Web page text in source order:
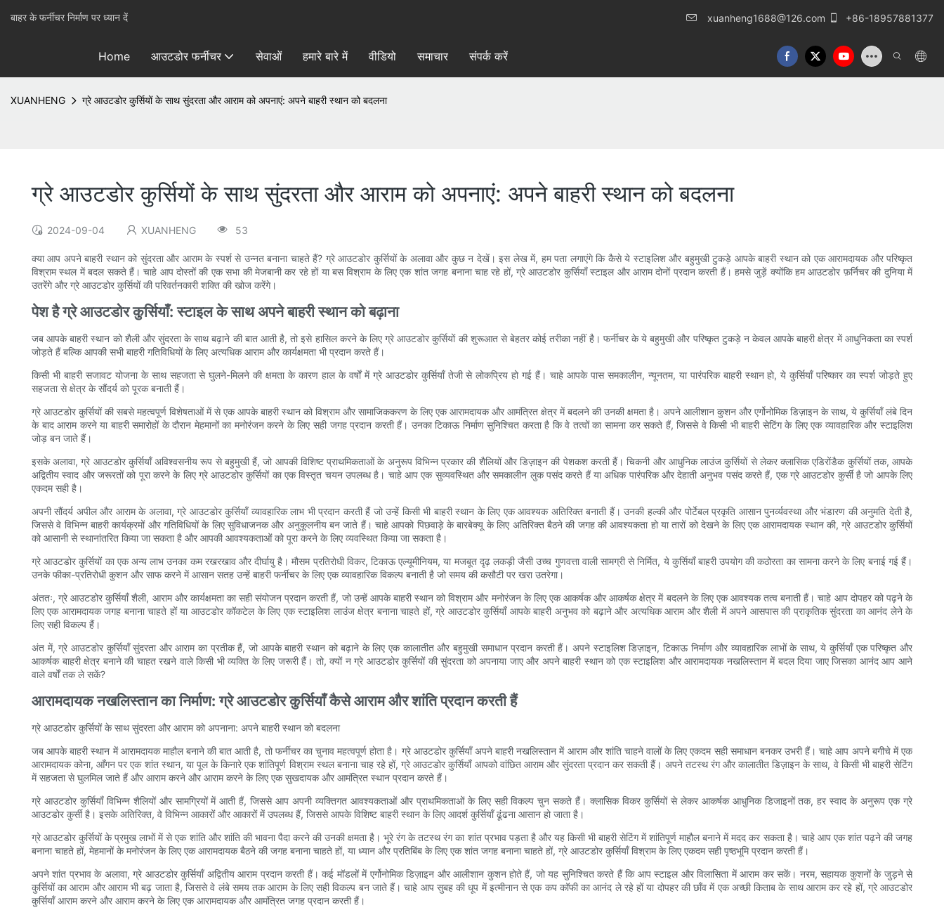
बाहर के फर्नीचर निर्माण पर ध्यान दें xuanheng1688@126.com +86-18957881377
Home आउटडोर फर्नीचर सेवाओं हमारे बारे में वीडियो समाचार संपर्क करें
XUANHENG ग्रे आउटडोर कुर्सियों के साथ सुंदरता और आराम को अपनाएं: अपने बाहरी स्थान को बदलना
ग्रे आउटडोर कुर्सियों के साथ सुंदरता और आराम को अपनाएं: अपने बाहरी स्थान को बदलना
2024-09-04 XUANHENG 53
क्या आप अपने बाहरी स्थान को सुंदरता और आराम के स्पर्श से उन्नत बनाना चाहते हैं? ग्रे आउटडोर कुर्सियों के अलावा और कुछ न देखें। इस लेख में, हम पता लगाएंगे कि कैसे ये स्टाइलिश और बहुमुखी टुकड़े आपके बाहरी स्थान को एक आरामदायक और परिष्कृत
विश्राम स्थल में बदल सकते हैं। चाहे आप दोस्तों की एक सभा की मेजबानी कर रहे हों या बस विश्राम के लिए एक शांत जगह बनाना चाह रहे हों, ग्रे आउटडोर कुर्सियाँ स्टाइल और आराम दोनों प्रदान करती हैं। हमसे जुड़ें क्योंकि हम आउटडोर फ़र्निचर की दुनिया में
उतरेंगे और ग्रे आउटडोर कुर्सियों की परिवर्तनकारी शक्ति की खोज करेंगे।
पेश है ग्रे आउटडोर कुर्सियाँ: स्टाइल के साथ अपने बाहरी स्थान को बढ़ाना
जब आपके बाहरी स्थान को शैली और सुंदरता के साथ बढ़ाने की बात आती है, तो इसे हासिल करने के लिए ग्रे आउटडोर कुर्सियों की शुरूआत से बेहतर कोई तरीका नहीं है। फर्नीचर के ये बहुमुखी और परिष्कृत टुकड़े न केवल आपके बाहरी क्षेत्र में आधुनिकता का स्पर्श
जोड़ते हैं बल्कि आपकी सभी बाहरी गतिविधियों के लिए अत्यधिक आराम और कार्यक्षमता भी प्रदान करते हैं।
किसी भी बाहरी सजावट योजना के साथ सहजता से घुलने-मिलने की क्षमता के कारण हाल के वर्षों में ग्रे आउटडोर कुर्सियाँ तेजी से लोकप्रिय हो गई हैं। चाहे आपके पास समकालीन, न्यूनतम, या पारंपरिक बाहरी स्थान हो, ये कुर्सियाँ परिष्कार का स्पर्श जोड़ते हुए
सहजता से क्षेत्र के सौंदर्य को पूरक बनाती हैं।
ग्रे आउटडोर कुर्सियों की सबसे महत्वपूर्ण विशेषताओं में से एक आपके बाहरी स्थान को विश्राम और सामाजिककरण के लिए एक आरामदायक और आमंत्रित क्षेत्र में बदलने की उनकी क्षमता है। अपने आलीशान कुशन और एर्गोनोमिक डिज़ाइन के साथ, ये कुर्सियाँ लंबे दिन
के बाद आराम करने या बाहरी समारोहों के दौरान मेहमानों का मनोरंजन करने के लिए सही जगह प्रदान करती हैं। उनका टिकाऊ निर्माण सुनिश्चित करता है कि वे तत्वों का सामना कर सकते हैं, जिससे वे किसी भी बाहरी सेटिंग के लिए एक व्यावहारिक और स्टाइलिश
जोड़ बन जाते हैं।
इसके अलावा, ग्रे आउटडोर कुर्सियाँ अविश्वसनीय रूप से बहुमुखी हैं, जो आपकी विशिष्ट प्राथमिकताओं के अनुरूप विभिन्न प्रकार की शैलियों और डिज़ाइन की पेशकश करती हैं। चिकनी और आधुनिक लाउंज कुर्सियों से लेकर क्लासिक एडिरोंडैक कुर्सियों तक, आपके
अद्वितीय स्वाद और जरूरतों को पूरा करने के लिए ग्रे आउटडोर कुर्सियों का एक विस्तृत चयन उपलब्ध है। चाहे आप एक सुव्यवस्थित और समकालीन लुक पसंद करते हैं या अधिक पारंपरिक और देहाती अनुभव पसंद करते हैं, एक ग्रे आउटडोर कुर्सी है जो आपके लिए
एकदम सही है।
अपनी सौंदर्य अपील और आराम के अलावा, ग्रे आउटडोर कुर्सियाँ व्यावहारिक लाभ भी प्रदान करती हैं जो उन्हें किसी भी बाहरी स्थान के लिए एक आवश्यक अतिरिक्त बनाती हैं। उनकी हल्की और पोर्टेबल प्रकृति आसान पुनर्व्यवस्था और भंडारण की अनुमति देती है,
जिससे वे विभिन्न बाहरी कार्यक्रमों और गतिविधियों के लिए सुविधाजनक और अनुकूलनीय बन जाते हैं। चाहे आपको पिछवाड़े के बारबेक्यू के लिए अतिरिक्त बैठने की जगह की आवश्यकता हो या तारों को देखने के लिए एक आरामदायक स्थान की, ग्रे आउटडोर कुर्सियों
को आसानी से स्थानांतरित किया जा सकता है और आपकी आवश्यकताओं को पूरा करने के लिए व्यवस्थित किया जा सकता है।
ग्रे आउटडोर कुर्सियों का एक अन्य लाभ उनका कम रखरखाव और दीर्घायु है। मौसम प्रतिरोधी विकर, टिकाऊ एल्यूमीनियम, या मजबूत दृढ़ लकड़ी जैसी उच्च गुणवत्ता वाली सामग्री से निर्मित, ये कुर्सियाँ बाहरी उपयोग की कठोरता का सामना करने के लिए बनाई गई हैं।
उनके फीका-प्रतिरोधी कुशन और साफ करने में आसान सतह उन्हें बाहरी फर्नीचर के लिए एक व्यावहारिक विकल्प बनाती है जो समय की कसौटी पर खरा उतरेगा।
अंततः, ग्रे आउटडोर कुर्सियाँ शैली, आराम और कार्यक्षमता का सही संयोजन प्रदान करती हैं, जो उन्हें आपके बाहरी स्थान को विश्राम और मनोरंजन के लिए एक आकर्षक और आकर्षक क्षेत्र में बदलने के लिए एक आवश्यक तत्व बनाती हैं। चाहे आप दोपहर को पढ़ने के
लिए एक आरामदायक जगह बनाना चाहते हों या आउटडोर कॉकटेल के लिए एक स्टाइलिश लाउंज क्षेत्र बनाना चाहते हों, ग्रे आउटडोर कुर्सियाँ आपके बाहरी अनुभव को बढ़ाने और अत्यधिक आराम और शैली में अपने आसपास की प्राकृतिक सुंदरता का आनंद लेने के
लिए सही विकल्प हैं।
अंत में, ग्रे आउटडोर कुर्सियाँ सुंदरता और आराम का प्रतीक हैं, जो आपके बाहरी स्थान को बढ़ाने के लिए एक कालातीत और बहुमुखी समाधान प्रदान करती हैं। अपने स्टाइलिश डिज़ाइन, टिकाऊ निर्माण और व्यावहारिक लाभों के साथ, ये कुर्सियाँ एक परिष्कृत और
आकर्षक बाहरी क्षेत्र बनाने की चाहत रखने वाले किसी भी व्यक्ति के लिए जरूरी हैं। तो, क्यों न ग्रे आउटडोर कुर्सियों की सुंदरता को अपनाया जाए और अपने बाहरी स्थान को एक स्टाइलिश और आरामदायक नखलिस्तान में बदल दिया जाए जिसका आनंद आप आने
वाले वर्षों तक ले सकें?
आरामदायक नखलिस्तान का निर्माण: ग्रे आउटडोर कुर्सियाँ कैसे आराम और शांति प्रदान करती हैं
ग्रे आउटडोर कुर्सियों के साथ सुंदरता और आराम को अपनाना: अपने बाहरी स्थान को बदलना
जब आपके बाहरी स्थान में आरामदायक माहौल बनाने की बात आती है, तो फर्नीचर का चुनाव महत्वपूर्ण होता है। ग्रे आउटडोर कुर्सियाँ अपने बाहरी नखलिस्तान में आराम और शांति चाहने वालों के लिए एकदम सही समाधान बनकर उभरी हैं। चाहे आप अपने बगीचे में एक
आरामदायक कोना, आँगन पर एक शांत स्थान, या पूल के किनारे एक शांतिपूर्ण विश्राम स्थल बनाना चाह रहे हों, ग्रे आउटडोर कुर्सियाँ आपको वांछित आराम और सुंदरता प्रदान कर सकती हैं। अपने तटस्थ रंग और कालातीत डिज़ाइन के साथ, वे किसी भी बाहरी सेटिंग
में सहजता से घुलमिल जाते हैं और आराम करने और आराम करने के लिए एक सुखदायक और आमंत्रित स्थान प्रदान करते हैं।
ग्रे आउटडोर कुर्सियाँ विभिन्न शैलियों और सामग्रियों में आती हैं, जिससे आप अपनी व्यक्तिगत आवश्यकताओं और प्राथमिकताओं के लिए सही विकल्प चुन सकते हैं। क्लासिक विकर कुर्सियों से लेकर आकर्षक आधुनिक डिजाइनों तक, हर स्वाद के अनुरूप एक ग्रे
आउटडोर कुर्सी है। इसके अतिरिक्त, वे विभिन्न आकारों और आकारों में उपलब्ध हैं, जिससे आपके विशिष्ट बाहरी स्थान के लिए आदर्श कुर्सियाँ ढूंढना आसान हो जाता है।
ग्रे आउटडोर कुर्सियों के प्रमुख लाभों में से एक शांति और शांति की भावना पैदा करने की उनकी क्षमता है। भूरे रंग के तटस्थ रंग का शांत प्रभाव पड़ता है और यह किसी भी बाहरी सेटिंग में शांतिपूर्ण माहौल बनाने में मदद कर सकता है। चाहे आप एक शांत पढ़ने की जगह
बनाना चाहते हों, मेहमानों के मनोरंजन के लिए एक आरामदायक बैठने की जगह बनाना चाहते हों, या ध्यान और प्रतिबिंब के लिए एक शांत जगह बनाना चाहते हों, ग्रे आउटडोर कुर्सियाँ विश्राम के लिए एकदम सही पृष्ठभूमि प्रदान करती हैं।
अपने शांत प्रभाव के अलावा, ग्रे आउटडोर कुर्सियाँ अद्वितीय आराम प्रदान करती हैं। कई मॉडलों में एर्गोनोमिक डिज़ाइन और आलीशान कुशन होते हैं, जो यह सुनिश्चित करते हैं कि आप स्टाइल और विलासिता में आराम कर सकें। नरम, सहायक कुशनों के जुड़ने से
कुर्सियों का आराम और आराम भी बढ़ जाता है, जिससे वे लंबे समय तक आराम के लिए सही विकल्प बन जाते हैं। चाहे आप सुबह की धूप में इत्मीनान से एक कप कॉफी का आनंद ले रहे हों या दोपहर की छाँव में एक अच्छी किताब के साथ आराम कर रहे हों, ग्रे आउटडोर
कुर्सियाँ आराम करने और आराम करने के लिए एक आरामदायक और आमंत्रित जगह प्रदान करती हैं।